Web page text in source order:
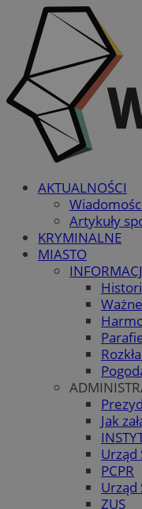
AKTUALNOŚCI
Artykuły
KRYMINALNE
MIASTO
Jak
Urząd
PCPR
Urząd
ZUS